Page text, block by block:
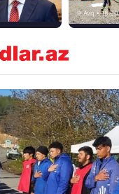
9 Avq • 18:00